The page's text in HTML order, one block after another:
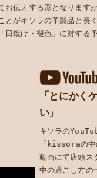
お伝えする形となります
とがキソラの革製品と長
日焼け・褪色」に対する
「とにかく
い」
キソラの
「kissoraの中
動画にて店頭ス
中の過ごし方の